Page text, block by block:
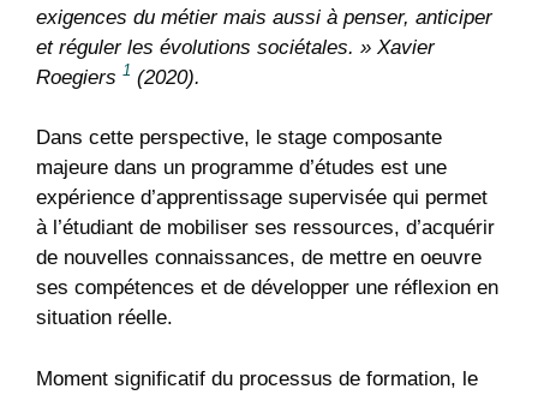
exigences du métier mais aussi à penser, anticiper
et réguler les évolutions sociétales. » Xavier
Roegiers 1 (2020).
Dans cette perspective, le stage composante
majeure dans un programme d’études est une
expérience d’apprentissage supervisée qui permet
à l’étudiant de mobiliser ses ressources, d’acquérir
de nouvelles connaissances, de mettre en oeuvre
ses compétences et de développer une réflexion en
situation réelle.
Moment significatif du processus de formation, le